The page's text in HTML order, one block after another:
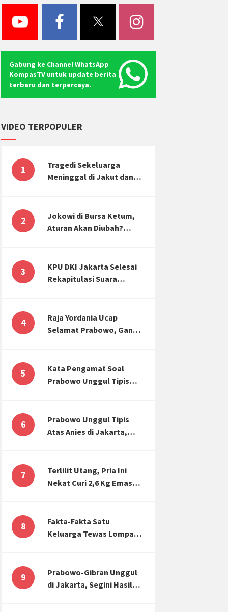
Gabung ke Channel WhatsApp
KompasTV untuk update berita
terbaru dan terpercaya.
VIDEO TERPOPULER
1
Tragedi Sekeluarga
Meninggal di Jakut dan
Mental-Finansial
2
Jokowi di Bursa Ketum,
Aturan Akan Diubah?
3
KPU DKI Jakarta Selesai
Rekapitulasi Suara
Ganjar
4
Raja Yordania Ucap
Selamat Prabowo, Ganjar
3 NEWS]
5
Kata Pengamat Soal
Prabowo Unggul Tipis
Effect
6
Prabowo Unggul Tipis
Atas Anies di Jakarta,
7
Terlilit Utang, Pria Ini
Nekat Curi 2,6 Kg Emas
8
Fakta-Fakta Satu
Keluarga Tewas Lompat
Kening
9
Prabowo-Gibran Unggul
di Jakarta, Segini Hasil